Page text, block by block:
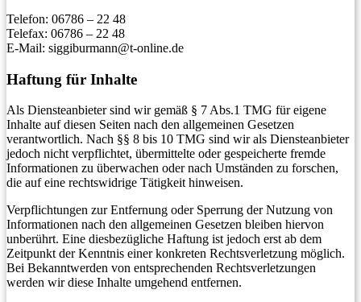
Telefon: 06786 – 22 48
Telefax: 06786 – 22 48
E-Mail: siggiburmann@t-online.de
Haftung für Inhalte
Als Diensteanbieter sind wir gemäß § 7 Abs.1 TMG für eigene
Inhalte auf diesen Seiten nach den allgemeinen Gesetzen
verantwortlich. Nach §§ 8 bis 10 TMG sind wir als Diensteanbieter
jedoch nicht verpflichtet, übermittelte oder gespeicherte fremde
Informationen zu überwachen oder nach Umständen zu forschen,
die auf eine rechtswidrige Tätigkeit hinweisen.
Verpflichtungen zur Entfernung oder Sperrung der Nutzung von
Informationen nach den allgemeinen Gesetzen bleiben hiervon
unberührt. Eine diesbezügliche Haftung ist jedoch erst ab dem
Zeitpunkt der Kenntnis einer konkreten Rechtsverletzung möglich.
Bei Bekanntwerden von entsprechenden Rechtsverletzungen
werden wir diese Inhalte umgehend entfernen.